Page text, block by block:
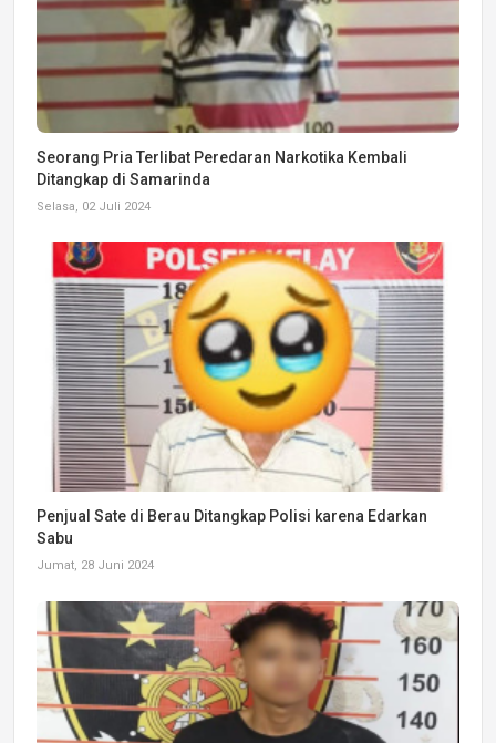
Seorang Pria Terlibat Peredaran Narkotika Kembali
Ditangkap di Samarinda
Selasa, 02 Juli 2024
Penjual Sate di Berau Ditangkap Polisi karena Edarkan
Sabu
Jumat, 28 Juni 2024